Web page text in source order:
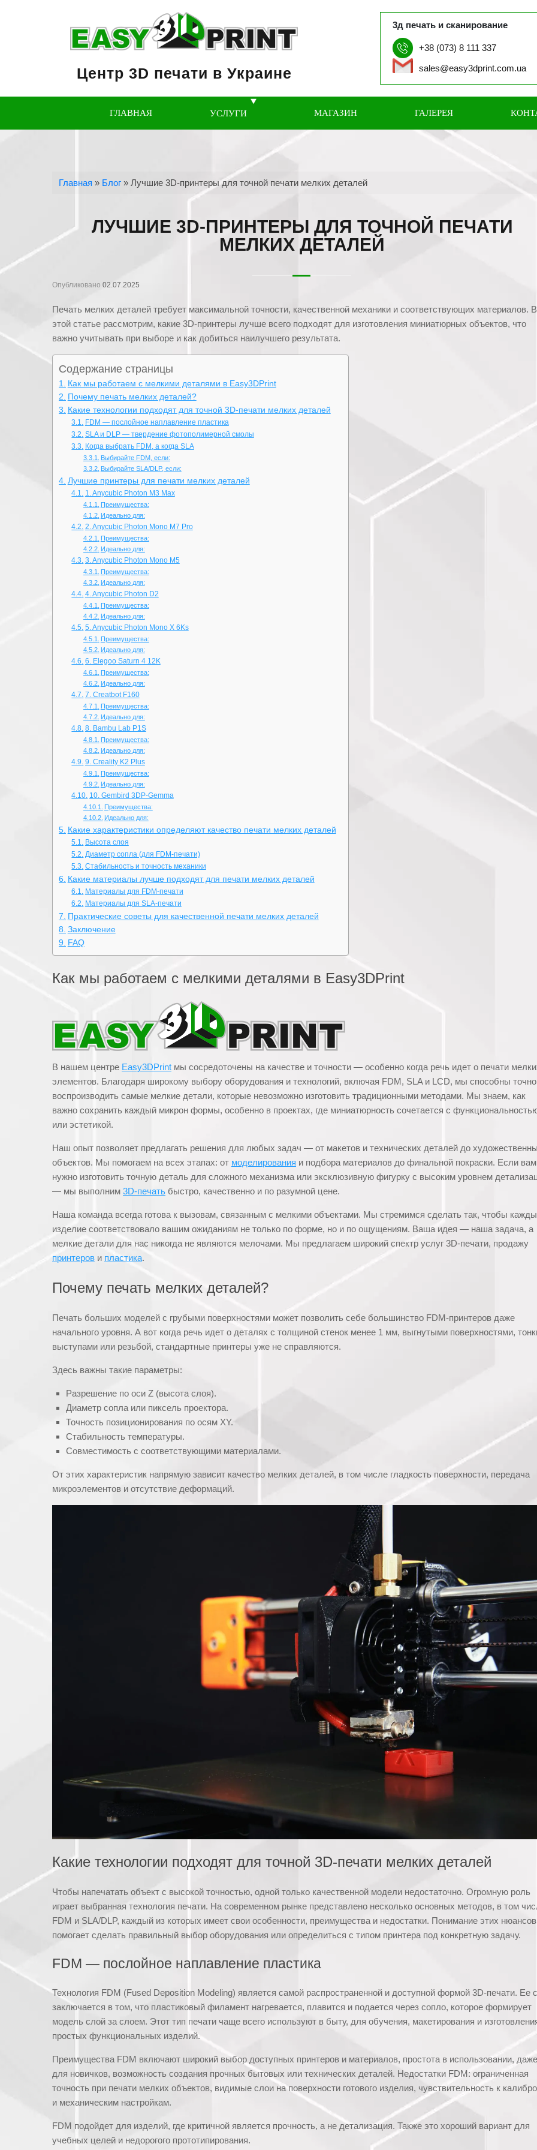
Центр 3D печати в Украине
3д печать и сканирование
+38 (073) 8 111 337
sales@easy3dprint.com.ua
ГЛАВНАЯ УСЛУГИ МАГАЗИН ГАЛЕРЕЯ
Главная » Блог »Лучшие 3D-принтеры для точной печати мелких деталей
ЛУЧШИЕ 3D-ПРИНТЕРЫ ДЛЯ ТОЧНОЙ ПЕЧАТИ
МЕЛКИХ ДЕТАЛЕЙ
Опубликовано 02.07.2025
Печать мелких деталей требует максимальной точности, качественной механики и соответствующих материалов. В
этой статье рассмотрим, какие 3D-принтеры лучше всего подходят для изготовления миниатюрных объектов, что
важно учитывать при выборе и как добиться наилучшего результата.
Содержание страницы
Как мы работаем с мелкими деталями в Easy3DPrint
Почему печать мелких деталей?
Какие технологии подходят для точной 3D-печати мелких деталей
FDM — послойное наплавление пластика
SLA и DLP — твердение фотополимерной смолы
Когда выбрать FDM, а когда SLA
Выбирайте FDM, если:
Выбирайте SLA/DLP, если:
Лучшие принтеры для печати мелких деталей
1. Anycubic Photon M3 Max
Преимущества:
Идеально для:
2. Anycubic Photon Mono M7 Pro
Преимущества:
Идеально для:
3. Anycubic Photon Mono M5
Преимущества:
Идеально для:
4. Anycubic Photon D2
Преимущества:
Идеально для:
5. Anycubic Photon Mono X 6Ks
Преимущества:
Идеально для:
6. Elegoo Saturn 4 12K
Преимущества:
Идеально для:
7. Creatbot F160
Преимущества:
Идеально для:
8. Bambu Lab P1S
Преимущества:
Идеально для:
9. Creality K2 Plus
Преимущества:
Идеально для:
10. Gembird 3DP‑Gemma
Преимущества:
Идеально для:
Какие характеристики определяют качество печати мелких деталей
Высота слоя
Диаметр сопла (для FDM-печати)
Стабильность и точность механики
Какие материалы лучше подходят для печати мелких деталей
Материалы для FDM-печати
Материалы для SLA-печати
Практические советы для качественной печати мелких деталей
Заключение
FAQ
Как мы работаем с мелкими деталями в Easy3DPrint
В нашем центре Easy3DPrint мы сосредоточены на качестве и точности — особенно когда речь идет о печати
элементов. Благодаря широкому выбору оборудования и технологий, включая FDM, SLA и LCD, мы способны точно
воспроизводить самые мелкие детали, которые невозможно изготовить традиционными методами. Мы знаем, как
важно сохранить каждый микрон формы, особенно в проектах, где миниатюрность сочетается с
или эстетикой.
Наш опыт позволяет предлагать решения для любых задач — от макетов и технических деталей до
объектов. Мы помогаем на всех этапах: от моделирования и подбора материалов до финальной покраски. Если вам
нужно изготовить точную деталь для сложного механизма или эксклюзивную фигурку с высоким уровнем
— мы выполним 3D-печать быстро, качественно и по разумной цене.
Наша команда всегда готова к вызовам, связанным с мелкими объектами. Мы стремимся сделать так, чтобы
изделие соответствовало вашим ожиданиям не только по форме, но и по ощущениям. Ваша идея — наша задача, а
мелкие детали для нас никогда не являются мелочами. Мы предлагаем широкий спектр услуг 3D-печати, продажу
принтеров и пластика.
Почему печать мелких деталей?
Печать больших моделей с грубыми поверхностями может позволить себе большинство FDM-принтеров даже
начального уровня. А вот когда речь идет о деталях с толщиной стенок менее 1 мм, выгнутыми поверхностями,
выступами или резьбой, стандартные принтеры уже не справляются.
Здесь важны такие параметры:
Разрешение по оси Z (высота слоя).
Диаметр сопла или пиксель проектора.
Точность позиционирования по осям XY.
Стабильность температуры.
Совместимость с соответствующими материалами.
От этих характеристик напрямую зависит качество мелких деталей, в том числе гладкость поверхности, передача
микроэлементов и отсутствие деформаций.
Какие технологии подходят для точной 3D-печати мелких деталей
Чтобы напечатать объект с высокой точностью, одной только качественной модели недостаточно. Огромную роль
играет выбранная технология печати. На современном рынке представлено несколько основных методов, в том
FDM и SLA/DLP, каждый из которых имеет свои особенности, преимущества и недостатки. Понимание этих нюансов
помогает сделать правильный выбор оборудования или определиться с типом принтера под конкретную задачу.
FDM — послойное наплавление пластика
Технология FDM (Fused Deposition Modeling) является самой распространенной и доступной формой 3D-печати. Ее
заключается в том, что пластиковый филамент нагревается, плавится и подается через сопло, которое формирует
модель слой за слоем. Этот тип печати чаще всего используют в быту, для обучения, макетирования и
простых функциональных изделий.
Преимущества FDM включают широкий выбор доступных принтеров и материалов, простота в использовании, даже
для новичков, возможность создания прочных бытовых или технических деталей. Недостатки FDM: ограниченная
точность при печати мелких объектов, видимые слои на поверхности готового изделия, чувствительность к
и механическим настройкам.
FDM подойдет для изделий, где критичной является прочность, а не детализация. Также это хороший вариант для
учебных целей и недорогого прототипирования.